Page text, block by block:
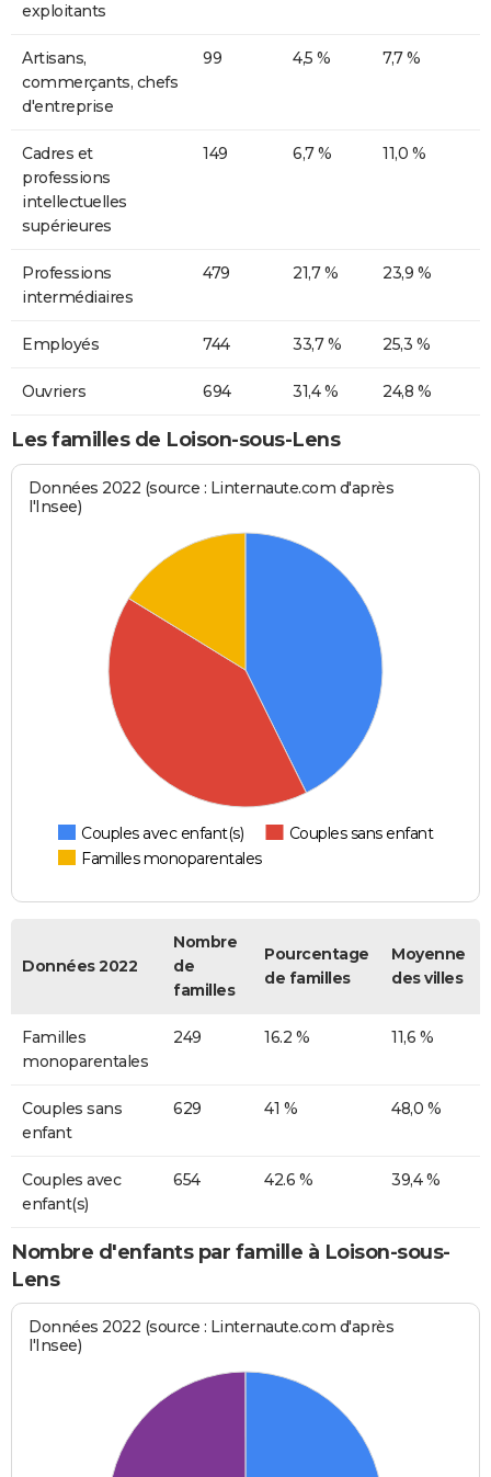
exploitants
Artisans,
commerçants, chefs
d'entreprise
99 4,5 % 7,7 %
Cadres et
professions
intellectuelles
supérieures
149 6,7 % 11,0 %
Professions
intermédiaires
479 21,7 % 23,9 %
Employés 744 33,7 % 25,3 %
Ouvriers 694 31,4 % 24,8 %
Les familles de Loison-sous-Lens
Données 2022 (source : Linternaute.com d'après
l'Insee)
Couples avec enfant(s)
Couples sans enfant
Familles monoparentales
Données 2022
Nombre
de
familles
Pourcentage
de familles
Moyenne
des villes
Familles
monoparentales
249 16.2 % 11,6 %
Couples sans
enfant
629 41 % 48,0 %
Couples avec
enfant(s)
654 42.6 % 39,4 %
Nombre d'enfants par famille à Loison-sous-
Lens
Données 2022 (source : Linternaute.com d'après
l'Insee)